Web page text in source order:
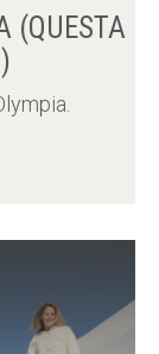
(QUESTA